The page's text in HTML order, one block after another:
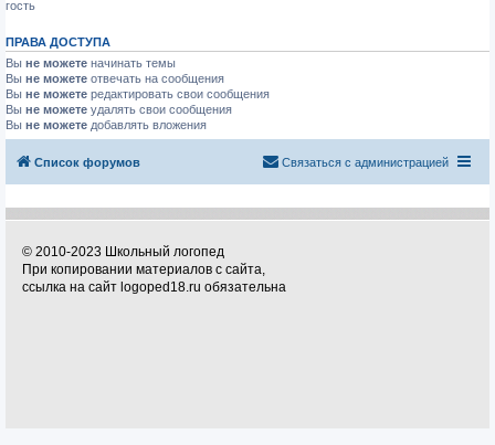
гость
ПРАВА ДОСТУПА
Вы не можете начинать темы
Вы не можете отвечать на сообщения
Вы не можете редактировать свои сообщения
Вы не можете удалять свои сообщения
Вы не можете добавлять вложения
Список форумов Связаться с администрацией
© 2010-2023 Школьный логопед
При копировании материалов с сайта,
ссылка на сайт logoped18.ru обязательна